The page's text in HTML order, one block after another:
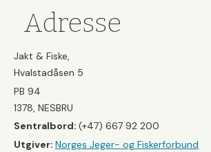
Adresse
Jakt & Fiske,
Hvalstadåsen 5
PB 94
1378, NESBRU
Sentralbord: (+47) 667 92 200
Utgiver: Norges Jeger- og Fiskerforbund